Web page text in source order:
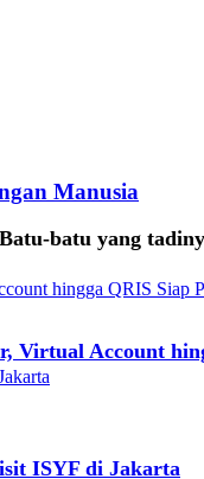
Manusia
batu yang
Virtual Account
ISYF di Jakarta